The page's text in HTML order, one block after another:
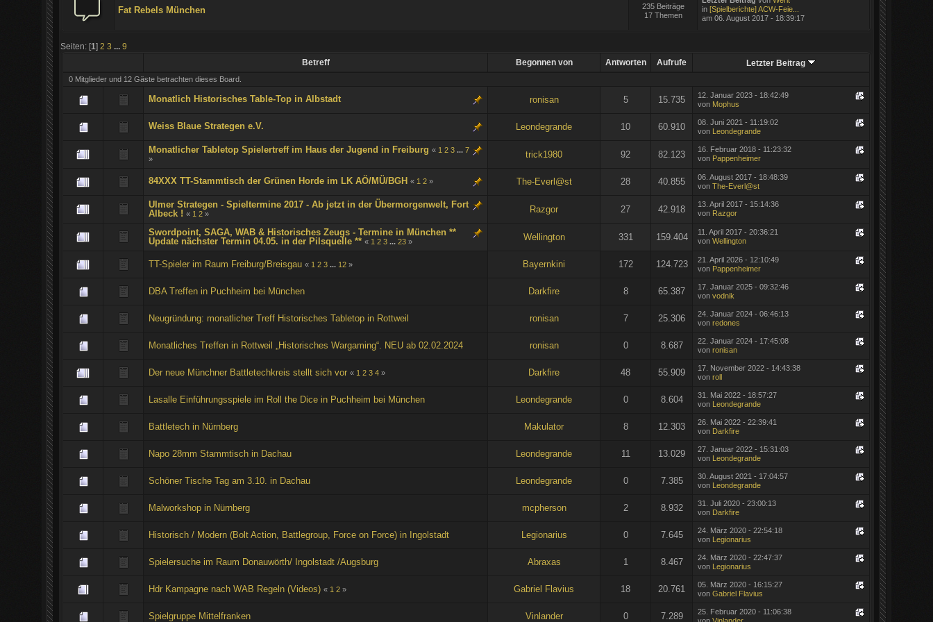
Fat Rebels München
235 Beiträge
17 Themen
in [Spielberichte] ACW-Feie...
am 06. August 2017 - 18:39:17
Seiten: [1]2 3 ...9
Betreff
Begonnen von Antworten Aufrufe Letzter Beitrag
0 Mitglieder und 12 Gäste betrachten dieses Board.
Monatlich Historisches Table-Top in Albstadt ronisan 5 15.735
12. Januar 2023 - 18:42:49
von Mophus
Weiss Blaue Strategen e.V. Leondegrande 10 60.910
08. Juni 2021 - 11:19:02
von Leondegrande
Monatlicher Tabletop Spielertreff im Haus der Jugend in Freiburg « 1 2 3 ... 7
»
trick1980 92 82.123
16. Februar 2018 - 11:23:32
von Pappenheimer
84XXX TT-Stammtisch der Grünen Horde im LK AÖ/MÜ/BGH « 1 2» The-Everl@st 28 40.855
06. August 2017 - 18:48:39
von The-Everl@st
Ulmer Strategen - Spieltermine 2017 - Ab jetzt in der Übermorgenwelt, Fort
Albeck ! « 1 2» Razgor 27 42.918
13. April 2017 - 15:14:36
von Razgor
Swordpoint, SAGA, WAB & Historisches Zeugs - Termine in München **
Update nächster Termin 04.05. in der Pilsquelle ** « 1 2 3 ... 23» Wellington 331 159.404
11. April 2017 - 20:36:21
von Wellington
TT-Spieler im Raum Freiburg/Breisgau « 1 2 3 ... 12» Bayernkini 172 124.723
21. April 2026 - 12:10:49
von Pappenheimer
DBA Treffen in Puchheim bei München Darkfire 8 65.387
17. Januar 2025 - 09:32:46
von vodnik
Neugründung: monatlicher Treff Historisches Tabletop in Rottweil ronisan 7 25.306
24. Januar 2024 - 06:46:13
von redones
Monatliches Treffen in Rottweil „Historisches Wargaming“. NEU ab 02.02.2024 ronisan 0 8.687
22. Januar 2024 - 17:45:08
von ronisan
Der neue Münchner Battletechkreis stellt sich vor « 1 2 3 4» Darkfire 48 55.909
17. November 2022 - 14:43:38
von roll
Lasalle Einführungsspiele im Roll the Dice in Puchheim bei München Leondegrande 0 8.604
31. Mai 2022 - 18:57:27
von Leondegrande
Battletech in Nürnberg Makulator 8 12.303
26. Mai 2022 - 22:39:41
von Darkfire
Napo 28mm Stammtisch in Dachau Leondegrande 11 13.029
27. Januar 2022 - 15:31:03
von Leondegrande
Schöner Tische Tag am 3.10. in Dachau Leondegrande 0 7.385
30. August 2021 - 17:04:57
von Leondegrande
Malworkshop in Nürnberg mcpherson 2 8.932
31. Juli 2020 - 23:00:13
von Darkfire
Historisch / Modern (Bolt Action, Battlegroup, Force on Force) in Ingolstadt Legionarius 0 7.645
24. März 2020 - 22:54:18
von Legionarius
Spielersuche im Raum Donauwörth/ Ingolstadt /Augsburg Abraxas 1 8.467
24. März 2020 - 22:47:37
von Legionarius
Hdr Kampagne nach WAB Regeln (Videos) « 1 2» Gabriel Flavius 18 20.761
05. März 2020 - 16:15:27
von Gabriel Flavius
Spielgruppe Mittelfranken Vinlander 0 7.289
25. Februar 2020 - 11:06:38
von Vinlander